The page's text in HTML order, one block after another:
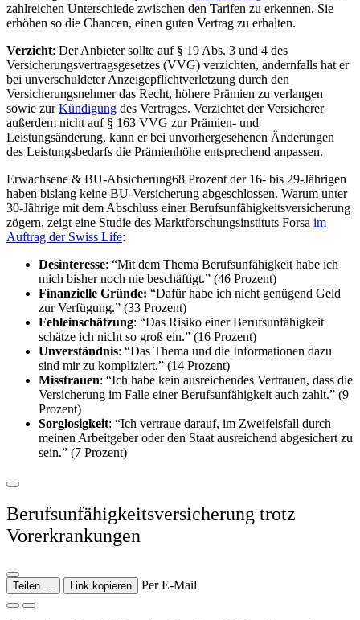
zahlreichen Unterschiede zwischen den Tarifen zu erkennen. Sie
erhöhen so die Chancen, einen guten Vertrag zu erhalten.
Verzicht: Der Anbieter sollte auf § 19 Abs. 3 und 4 des
Versicherungsvertragsgesetzes (VVG) verzichten, andernfalls hat er
bei unverschuldeter Anzeigepflichtverletzung durch den
Versicherungsnehmer das Recht, höhere Prämien zu verlangen
sowie zurKündigung des Vertrages. Verzichtet der Versicherer
außerdem nicht auf § 163 VVG zur Prämien- und
Leistungsänderung, kann er bei unvorhergesehenen Änderungen
des Leistungsbedarfs die Prämienhöhe entsprechend anpassen.
Erwachsene & BU-Absicherung68 Prozent der 16- bis 29-Jährigen
haben bislang keine BU-Versi­cherung abgeschlossen. Warum unter
30-Jährige mit dem Abschluss einer Berufsunfähigkeitsversicherung
zögern, zeigt eine Studie des Marktforschungsinstituts Forsa im
Auftrag der Swiss Life:
Desinteresse: “Mit dem Thema Berufsunfähigkeit habe ich
mich bisher noch nie beschäftigt.” (46 Prozent)
Finanzielle Gründe: “Dafür habe ich nicht genügend Geld
zur Verfügung.” (33 Prozent)
Fehleinschätzung: “Das Risiko einer Berufsunfähigkeit
schätze ich nicht so groß ein.” (16 Prozent)
Unverständnis: “Das Thema und die Informationen dazu
sind mir zu kompliziert.” (14 Prozent)
Misstrauen: “Ich habe kein ausreichendes Vertrauen, dass die
Versicherung im Falle einer Berufsunfähigkeit auch zahlt.” (9
Prozent)
Sorglosigkeit: “Ich vertraue darauf, im Zweifelsfall durch
meinen Arbeitgeber oder den Staat ausreichend abgesichert zu
sein.” (7 Prozent)
Berufsunfähigkeitsversicherung trotz
Vorerkrankungen
Teilen … Link kopieren Per E-Mail